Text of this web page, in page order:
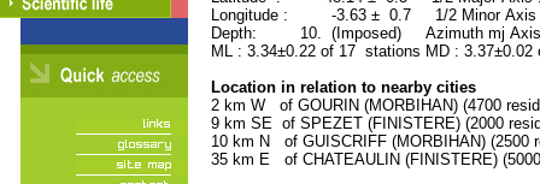
Longitude : -3.63 ± 0.7 1/2 Minor
Depth: 10. (Imposed) Azimuth mj
ML : 3.34±0.22 of 17 stations MD :
Location in relation to nearby cities
2 km W of GOURIN (MORBIHAN) (4700
9 km SE of SPEZET (FINISTERE) (2000
10 km N of GUISCRIFF (MORBIHAN) (2500
35 km E of CHATEAULIN (FINISTERE)